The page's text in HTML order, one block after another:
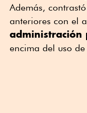
Además,
anteriores con el
encima del uso